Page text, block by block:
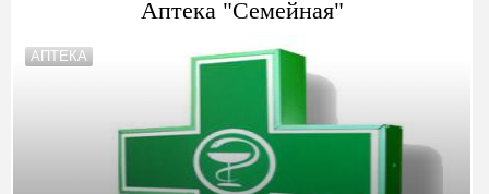
Аптека "Семейная"
АПТЕКА